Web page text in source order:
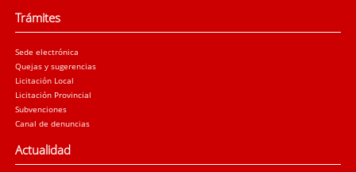
Trámites
Sede electrónica
Quejas y sugerencias
Licitación Local
Licitación Provincial
Subvenciones
Canal de denuncias
Actualidad